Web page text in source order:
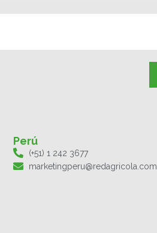
Perú
(+51) 1 242 3677
marketingperu@redagricola.com